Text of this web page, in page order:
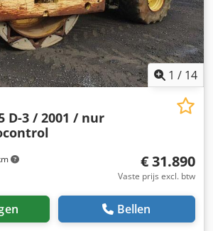
1 / 14
D-3 / 2001 / nur
€ 31.890
Vaste prijs excl. btw
Bellen